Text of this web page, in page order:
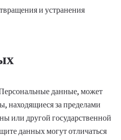
и устранения
данные, может
находящиеся за пределами
или другой государственной
данных могут отличаться